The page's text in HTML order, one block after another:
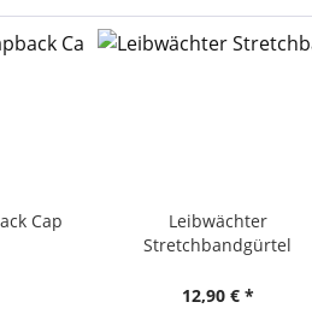
Cap
Leibwächter
Stretchbandgürtel
12,90 € *